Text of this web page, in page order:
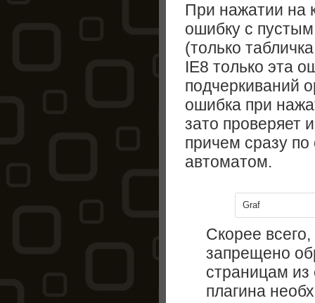
При нажатии на
ошибку с
(только
IE8 только эта
подчеркиваний
ошибка при
зато проверяет
причем сразу по
автоматом.
Graf
Скорее
запрещено
страницам из
плагина